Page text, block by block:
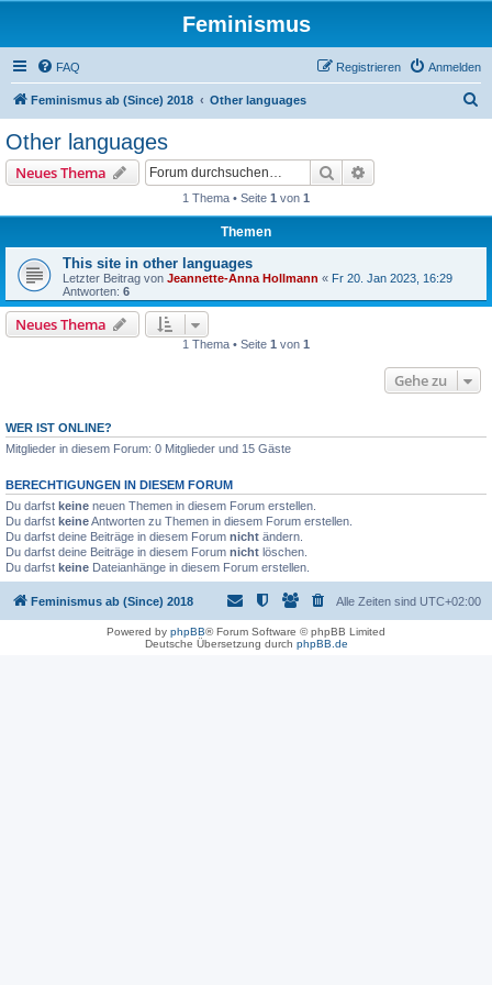
Feminismus
FAQ Anmelden
Registrieren
Feminismus ab (Since) 2018 Other languages
Other languages
Neues Thema Suche
1 Thema • Seite 1 von 1
Themen
This site in other languages
Letzter Beitrag von Jeannette-Anna Hollmann « Fr 20. Jan 2023, 16:29
Antworten: 6
Neues Thema
1 Thema • Seite 1 von 1
Gehe zu
WER IST ONLINE?
Mitglieder in diesem Forum: 0 Mitglieder und 15 Gäste
BERECHTIGUNGEN IN DIESEM FORUM
Du darfst keine neuen Themen in diesem Forum erstellen.
Du darfst keineAntworten zu Themen in diesem Forum erstellen.
Du darfst deine Beiträge in diesem Forum nicht ändern.
Du darfst deine Beiträge in diesem Forum nicht löschen.
Du darfst keine Dateianhänge in diesem Forum erstellen.
Feminismus ab (Since) 2018 Alle Zeiten sind UTC+02:00
Powered by phpBB® Forum Software © phpBB Limited
Deutsche Übersetzung durch phpBB.de